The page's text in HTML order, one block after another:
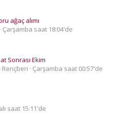
ağaç alımı
Çarşamba saat 18:04'de
Sonrası Ekim
Rençberi
Çarşamba saat 00:57'de
saat 15:11'de